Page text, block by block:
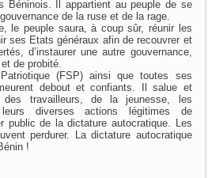
Béninois. Il appartient au peuple de se
de la ruse et de la rage.
le peuple saura, à coup sûr, réunir les
ses Etats généraux afin de recouvrer et
d’instaurer une autre gouvernance,
de probité.
(FSP) ainsi que toutes ses
debout et confiants. Il salue et
des travailleurs, de la jeunesse, les
diverses actions légitimes de
public de la dictature autocratique. Les
perdurer. La dictature autocratique
!